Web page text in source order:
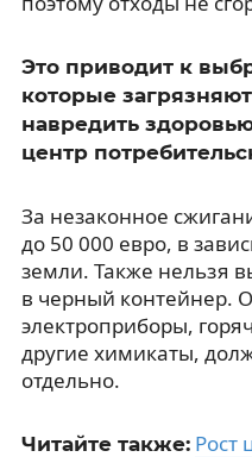
Это приводит к
которые
навредить
центр
За незаконное
до 50 000 евро, в
земли. Также нельзя
в черный контейнер.
электроприборы,
другие химикаты,
отдельно.
Читайте также: Рост